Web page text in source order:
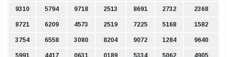
9310 5794 9718 2513 8691 2732 2368
8721 6209 4573 2519 7225 5168 1582
3754 6558 3080 8204 9072 1284 9640
5991 4417 0631 0189 5334 5062 4905